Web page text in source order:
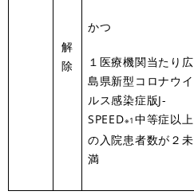
解
除
かつ
１医療機関当たり広
島県新型コロナウイ
ルス感染症版J-
SPEED※1 中等症以上
の入院患者数が２未
満